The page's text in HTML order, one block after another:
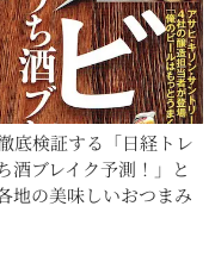
底検証する「日経トレ
酒ブレイク予測！」と
地の美味しいおつまみ